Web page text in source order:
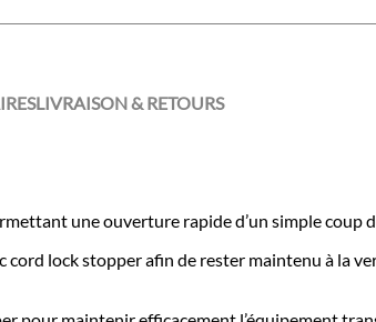
LIVRAISON & RETOURS
une ouverture rapide d’un simple coup
lock stopper afin de rester maintenu à la